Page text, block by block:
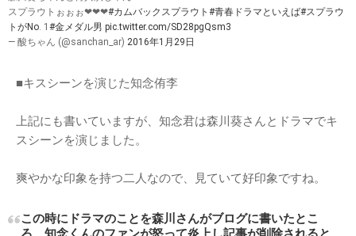
— 乃木カス速報＠フォロバ460％ (@nogikasusokuho) 2017年10月21日
北野日奈子さんがHey! Say! JUMPの知念侑李って人が付き合ってるとか裏垢で
けど、絶対ないと思うんですよ。どう思う?
— ウィルキンソン (@Na0_Kosaka)2017年10月21日
ドラマでキスシーンを演じた知念侑李
知念、金メダル男で
スプラウトぉぉぉ❤︎❤︎❤︎
#カムバックスプラウト #青春ドラマといえば
トがNo. 1#金メダル男 pic.twitter.com/SD28pgQsm3